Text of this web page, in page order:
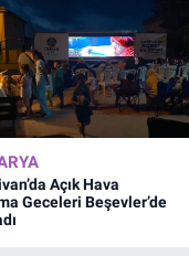
Açık Hava
Geceleri Beşevler’de